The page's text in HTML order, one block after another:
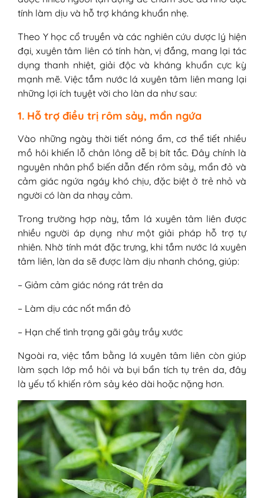
phẩm tắm gội chuyên dụng
tính làm dịu và hỗ trợ kháng khuẩn nhẹ.
Theo Y học cổ truyền và các nghiên cứu dược lý hiện
đại, xuyên tâm liên có tính hàn, vị đắng, mang lại tác
dụng thanh nhiệt, giải độc và kháng khuẩn cực kỳ
mạnh mẽ. Việc tắm nước lá xuyên tâm liên mang lại
những lợi ích tuyệt vời cho làn da như sau:
1. Hỗ trợ điều trị rôm sảy, mẩn ngứa
Vào những ngày thời tiết nóng ẩm, cơ thể tiết nhiều
mồ hôi khiến lỗ chân lông dễ bị bít tắc. Đây chính là
nguyên nhân phổ biến dẫn đến rôm sảy, mẩn đỏ và
cảm giác ngứa ngáy khó chịu, đặc biệt ở trẻ nhỏ và
người có làn da nhạy cảm.
Trong trường hợp này, tắm lá xuyên tâm liên được
nhiều người áp dụng như một giải pháp hỗ trợ tự
nhiên. Nhờ tính mát đặc trưng, khi tắm nước lá xuyên
tâm liên, làn da sẽ được làm dịu nhanh chóng, giúp:
– Giảm cảm giác nóng rát trên da
– Làm dịu các nốt mẩn đỏ
– Hạn chế tình trạng gãi gây trầy xước
Ngoài ra, việc tắm bằng lá xuyên tâm liên còn giúp
làm sạch lớp mồ hôi và bụi bẩn tích tụ trên da, đây
là yếu tố khiến rôm sảy kéo dài hoặc nặng hơn.